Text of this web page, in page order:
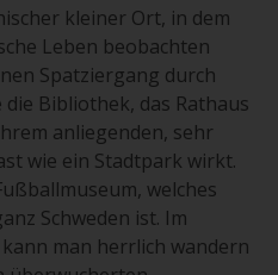
kleiner Ort, in dem
Leben beobachten
Spatziergang durch
Bibliothek, das Rathaus
anliegenden, sehr
wie ein Stadtpark wirkt.
welches
Schweden ist. Im
man herrlich wandern